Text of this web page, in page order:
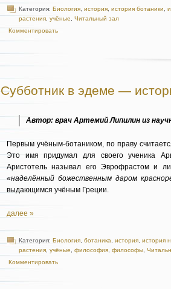
Категория: Биология история история ботаники
растения учёные
Читальный зал
Комментировать
Субботник в эдеме —
Автор: врач Артемий Липилин из
Первым учёным-ботаником, по праву
Это имя придумал для своего ученика
Аристотель называл его Эврофрастом и
«наделённый божественным даром
выдающимся учёным Греции.
далее »
Категория: Биология ботаника история история
растения учёные философия философы
Комментировать